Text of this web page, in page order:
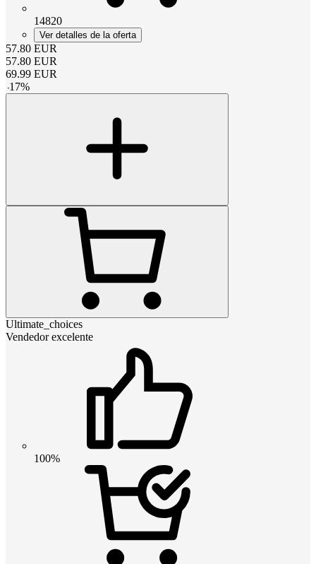
14820
Ver detalles de la oferta
57.80 EUR
57.80 EUR
69.99 EUR
-17%
Ultimate_choices
Vendedor excelente
100%